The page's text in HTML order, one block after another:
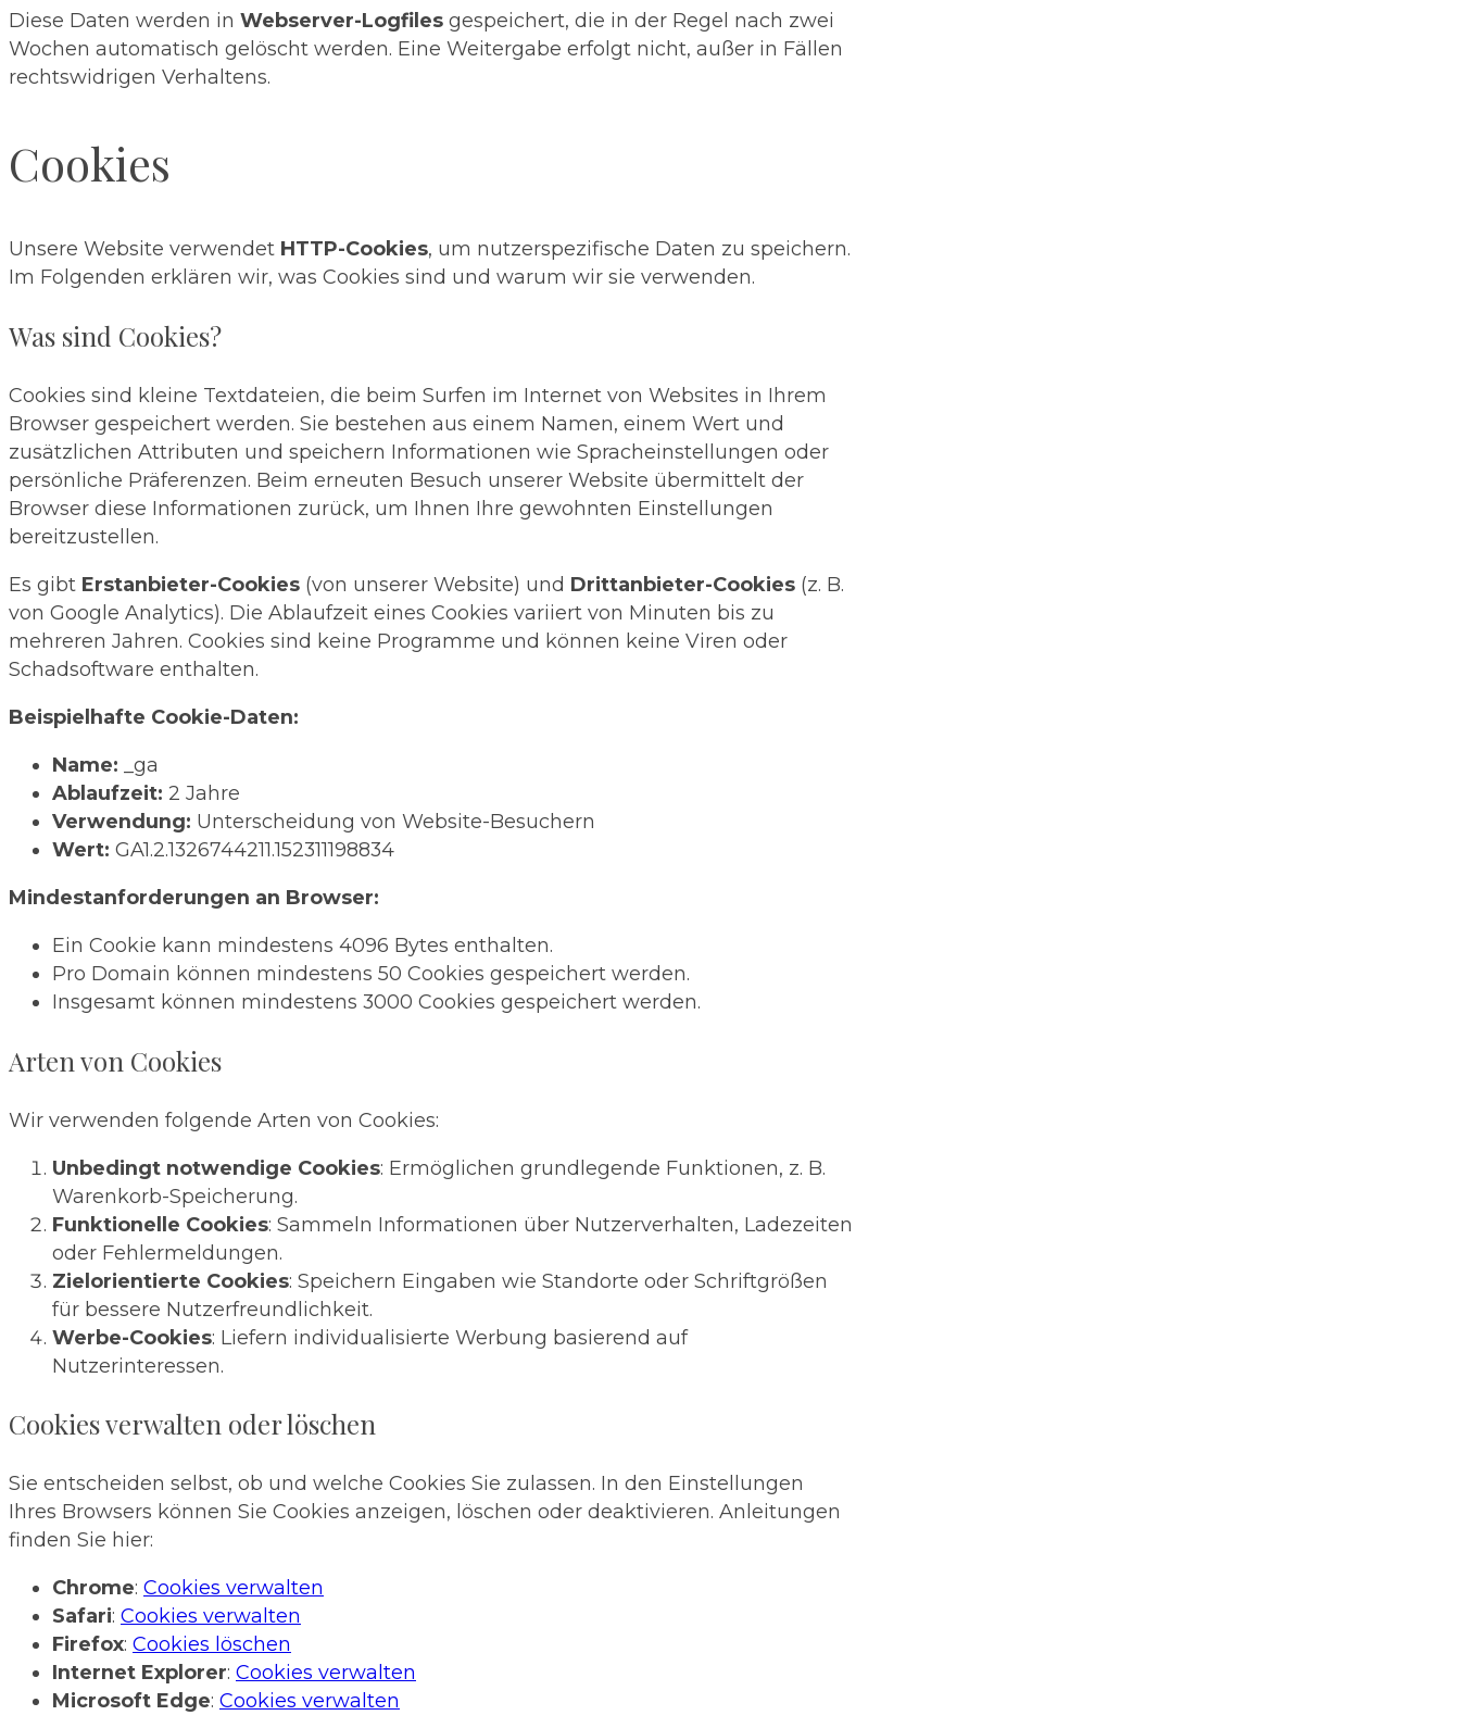
Diese Daten werden in Webserver-Logfiles gespeichert, die in der Regel nach zwei
Wochen automatisch gelöscht werden. Eine Weitergabe erfolgt nicht, außer in Fällen
rechtswidrigen Verhaltens.
Cookies
Unsere Website verwendet HTTP-Cookies, um nutzerspezifische Daten zu speichern.
Im Folgenden erklären wir, was Cookies sind und warum wir sie verwenden.
Was sind Cookies?
Cookies sind kleine Textdateien, die beim Surfen im Internet von Websites in Ihrem
Browser gespeichert werden. Sie bestehen aus einem Namen, einem Wert und
zusätzlichen Attributen und speichern Informationen wie Spracheinstellungen oder
persönliche Präferenzen. Beim erneuten Besuch unserer Website übermittelt der
Browser diese Informationen zurück, um Ihnen Ihre gewohnten Einstellungen
bereitzustellen.
Es gibt Erstanbieter-Cookies (von unserer Website) und Drittanbieter-Cookies (z. B.
von Google Analytics). Die Ablaufzeit eines Cookies variiert von Minuten bis zu
mehreren Jahren. Cookies sind keine Programme und können keine Viren oder
Schadsoftware enthalten.
Beispielhafte Cookie-Daten:
Name: _ga
Ablaufzeit: 2 Jahre
Verwendung: Unterscheidung von Website-Besuchern
Wert: GA1.2.1326744211.152311198834
Mindestanforderungen an Browser:
Ein Cookie kann mindestens 4096 Bytes enthalten.
Pro Domain können mindestens 50 Cookies gespeichert werden.
Insgesamt können mindestens 3000 Cookies gespeichert werden.
Arten von Cookies
Wir verwenden folgende Arten von Cookies:
Unbedingt notwendige Cookies: Ermöglichen grundlegende Funktionen, z. B.
Warenkorb-Speicherung.
Funktionelle Cookies: Sammeln Informationen über Nutzerverhalten, Ladezeiten
oder Fehlermeldungen.
Zielorientierte Cookies: Speichern Eingaben wie Standorte oder Schriftgrößen
für bessere Nutzerfreundlichkeit.
Werbe-Cookies: Liefern individualisierte Werbung basierend auf
Nutzerinteressen.
Cookies verwalten oder löschen
Sie entscheiden selbst, ob und welche Cookies Sie zulassen. In den Einstellungen
Ihres Browsers können Sie Cookies anzeigen, löschen oder deaktivieren. Anleitungen
finden Sie hier:
Chrome: Cookies verwalten
Safari: Cookies verwalten
Firefox: Cookies löschen
Internet Explorer: Cookies verwalten
Microsoft Edge: Cookies verwalten